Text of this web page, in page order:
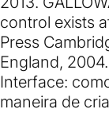
control exists
Press
England,
Interface:
maneira de